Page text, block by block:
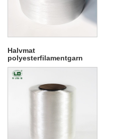
Halvmat
polyesterfilamentgarn